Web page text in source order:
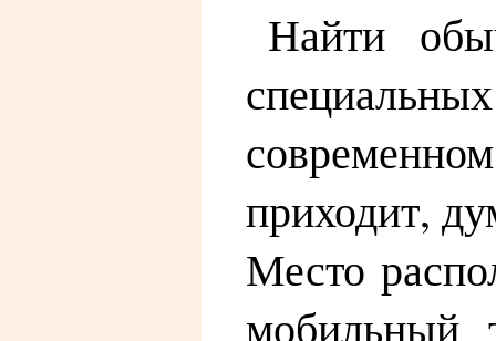
Найти
приходит,
Место
мобильный